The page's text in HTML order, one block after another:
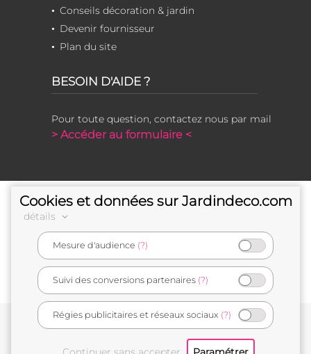
Conseils décoration & jardin
Devenir fournisseur
Plan du site
BESOIN D'AIDE ?
Pour toute question, contactez nous par mail
> Accéder au formulaire <
e-commerçant français
Cookies et données sur Jardindeco.com
détails
Mesure d'audience (?)
Suivi des conversions partenaires (?)
Régies publicitaires et réseaux sociaux (?)